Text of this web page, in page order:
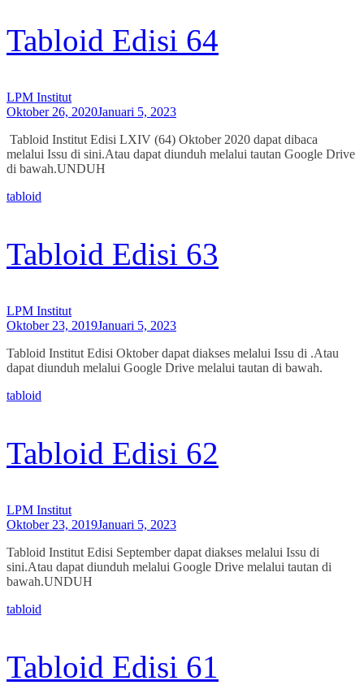
Tabloid Edisi 64
LPM Institut
Oktober 26, 2020Januari 5, 2023
Tabloid Institut Edisi LXIV (64) Oktober 2020 dapat dibaca
melalui Issu di sini.Atau dapat diunduh melalui tautan Google Drive
di bawah.UNDUH
tabloid
Tabloid Edisi 63
LPM Institut
Oktober 23, 2019Januari 5, 2023
Tabloid Institut Edisi Oktober dapat diakses melalui Issu di .Atau
dapat diunduh melalui Google Drive melalui tautan di bawah.
tabloid
Tabloid Edisi 62
LPM Institut
Oktober 23, 2019Januari 5, 2023
Tabloid Institut Edisi September dapat diakses melalui Issu di
sini.Atau dapat diunduh melalui Google Drive melalui tautan di
bawah.UNDUH
tabloid
Tabloid Edisi 61